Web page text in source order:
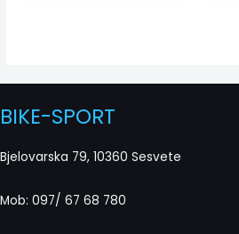
BIKE-SPORT
Bjelovarska 79, 10360 Sesvete
Mob: 097/ 67 68 780